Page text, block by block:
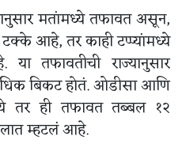
मतांमध्ये तफावत असून,
आहे, तर काही टप्प्यांमध्ये
तफावतीची राज्यानुसार
बिकट होतं. ओडीसा आणि
तर ही तफावत तब्बल १२
म्हटलं आहे.